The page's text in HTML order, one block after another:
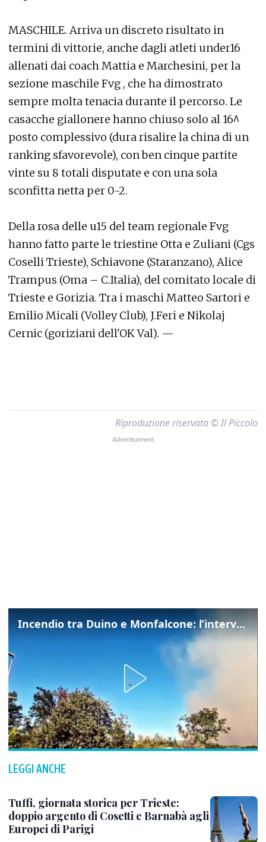
MASCHILE. Arriva un discreto risultato in
termini di vittorie, anche dagli atleti under16
allenati dai coach Mattia e Marchesini, per la
sezione maschile Fvg , che ha dimostrato
sempre molta tenacia durante il percorso. Le
casacche giallonere hanno chiuso solo al 16^
posto complessivo (dura risalire la china di un
ranking sfavorevole), con ben cinque partite
vinte su 8 totali disputate e con una sola
sconfitta netta per 0-2.
Della rosa delle u15 del team regionale Fvg
hanno fatto parte le triestine Otta e Zuliani (Cgs
Coselli Trieste), Schiavone (Staranzano), Alice
Trampus (Oma – C.Italia), del comitato locale di
Trieste e Gorizia. Tra i maschi Matteo Sartori e
Emilio Micali (Volley Club), J.Feri e Nikolaj
Cernic (goriziani dell'OK Val). —
Riproduzione riservata © Il Piccolo
Incendio tra Duino e Monfalcone: l’intervento dei vigili del fuoco
LEGGI ANCHE
Tuffi, giornata storica per Trieste:
doppio argento di Cosetti e Barnabà agli
Europei di Parigi